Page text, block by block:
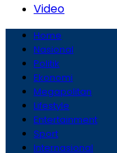
Video
Home
Nasional
Politik
Ekonomi
Megapolitan
Lifestyle
Entertainment
Sport
Internasional